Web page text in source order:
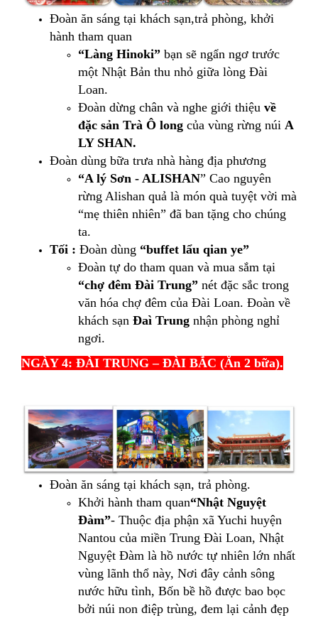
Đoàn ăn sáng tại khách sạn,trả phòng, khởi
hành tham quan
“Làng Hinoki” bạn sẽ ngẩn ngơ trước
một Nhật Bản thu nhỏ giữa lòng Đài
Loan.
Đoàn dừng chân và nghe giới thiệu về
đặc sản Trà Ô long của vùng rừng núi A
LY SHAN.
Đoàn dùng bữa trưa nhà hàng địa phương
“A lý Sơn - ALISHAN” Cao nguyên
rừng Alishan quả là món quà tuyệt vời mà
“mẹ thiên nhiên” đã ban tặng cho chúng
ta.
Tối : Đoàn dùng “buffet lẩu qian ye”
Đoàn tự do tham quan và mua sắm tại
“chợ đêm Đài Trung” nét đặc sắc trong
văn hóa chợ đêm của Đài Loan. Đoàn về
khách sạn Đaì Trung nhận phòng nghỉ
ngơi.
NGÀY 4: ĐÀI TRUNG – ĐÀI BẮC (Ăn 2 bữa).
Đoàn ăn sáng tại khách sạn, trả phòng.
Khởi hành tham quan“Nhật Nguyệt
Đàm”- Thuộc địa phận xã Yuchi huyện
Nantou của miền Trung Đài Loan, Nhật
Nguyệt Đàm là hồ nước tự nhiên lớn nhất
vùng lãnh thổ này, Nơi đây cảnh sông
nước hữu tình, Bốn bề hồ được bao bọc
bởi núi non điệp trùng, đem lại cảnh đẹp